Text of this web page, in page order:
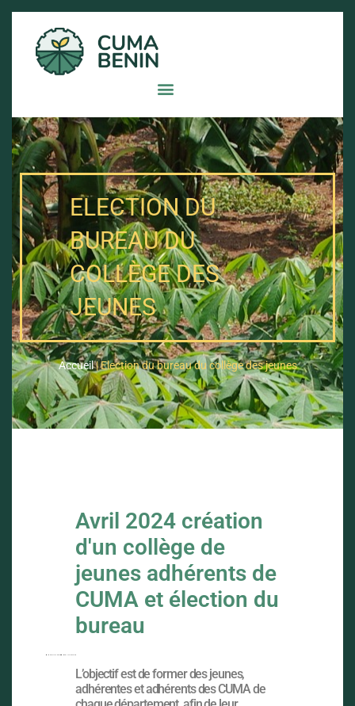
ELECTION DU
BUREAU DU
COLLÈGE DES
JEUNES
Accueil|Election du bureau du collège des jeunes
Avril 2024 création
d'un collège de
jeunes adhérents de
CUMA et élection du
bureau
L’objectif est de former des jeunes,
adhérentes et adhérents des CUMA de